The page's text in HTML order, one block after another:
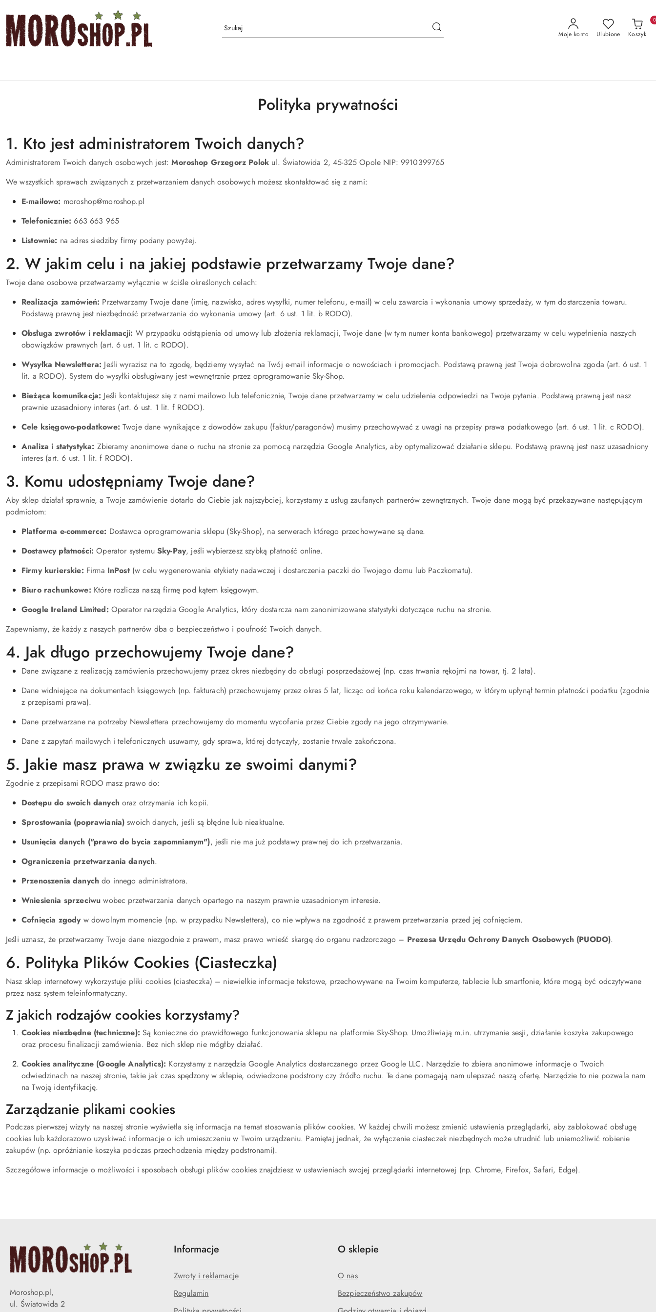
Przejdź do treści głównej
Przejdź do wyszukiwarki
Przejdź do moje konto
Przejdź do menu głównego
Moje konto Ulubione Koszyk
0
Polityka prywatności
1. Kto jest administratorem Twoich danych?
Administratorem Twoich danych osobowych jest:Moroshop Grzegorz Polok ul. Światowida 2, 45-325 Opole NIP: 9910399765
We wszystkich sprawach związanych z przetwarzaniem danych osobowych możesz skontaktować się z nami:
E-mailowo: moroshop@moroshop.pl
Telefonicznie: 663 663 965
Listownie: na adres siedziby firmy podany powyżej.
2. W jakim celu i na jakiej podstawie przetwarzamy Twoje dane?
Twoje dane osobowe przetwarzamy wyłącznie w ściśle określonych celach:
Realizacja zamówień: Przetwarzamy Twoje dane (imię, nazwisko, adres wysyłki, numer telefonu, e-mail) w celu zawarcia i wykonania umowy sprzedaży, w tym dostarczenia towaru.
Podstawą prawną jest niezbędność przetwarzania do wykonania umowy (art. 6 ust. 1 lit. b RODO).
Obsługa zwrotów i reklamacji: W przypadku odstąpienia od umowy lub złożenia reklamacji, Twoje dane (w tym numer konta bankowego) przetwarzamy w celu wypełnienia naszych
obowiązków prawnych (art. 6 ust. 1 lit. c RODO).
Wysyłka Newslettera: Jeśli wyrazisz na to zgodę, będziemy wysyłać na Twój e-mail informacje o nowościach i promocjach. Podstawą prawną jest Twoja dobrowolna zgoda (art. 6 ust. 1
lit. a RODO). System do wysyłki obsługiwany jest wewnętrznie przez oprogramowanie Sky-Shop.
Bieżąca komunikacja: Jeśli kontaktujesz się z nami mailowo lub telefonicznie, Twoje dane przetwarzamy w celu udzielenia odpowiedzi na Twoje pytania. Podstawą prawną jest nasz
prawnie uzasadniony interes (art. 6 ust. 1 lit. f RODO).
Cele księgowo-podatkowe: Twoje dane wynikające z dowodów zakupu (faktur/paragonów) musimy przechowywać z uwagi na przepisy prawa podatkowego (art. 6 ust. 1 lit. c RODO).
Analiza i statystyka: Zbieramy anonimowe dane o ruchu na stronie za pomocą narzędzia Google Analytics, aby optymalizować działanie sklepu. Podstawą prawną jest nasz uzasadniony
interes (art. 6 ust. 1 lit. f RODO).
3. Komu udostępniamy Twoje dane?
Aby sklep działał sprawnie, a Twoje zamówienie dotarło do Ciebie jak najszybciej, korzystamy z usług zaufanych partnerów zewnętrznych. Twoje dane mogą być przekazywane następującym
podmiotom:
Platforma e-commerce: Dostawca oprogramowania sklepu (Sky-Shop), na serwerach którego przechowywane są dane.
Dostawcy płatności: Operator systemu Sky-Pay, jeśli wybierzesz szybką płatność online.
Firmy kurierskie: Firma InPost(w celu wygenerowania etykiety nadawczej i dostarczenia paczki do Twojego domu lub Paczkomatu).
Biuro rachunkowe: Które rozlicza naszą firmę pod kątem księgowym.
Google Ireland Limited: Operator narzędzia Google Analytics, który dostarcza nam zanonimizowane statystyki dotyczące ruchu na stronie.
Zapewniamy, że każdy z naszych partnerów dba o bezpieczeństwo i poufność Twoich danych.
4. Jak długo przechowujemy Twoje dane?
Dane związane z realizacją zamówienia przechowujemy przez okres niezbędny do obsługi posprzedażowej (np. czas trwania rękojmi na towar, tj. 2 lata).
Dane widniejące na dokumentach księgowych (np. fakturach) przechowujemy przez okres 5 lat, licząc od końca roku kalendarzowego, w którym upłynął termin płatności podatku (zgodnie
z przepisami prawa).
Dane przetwarzane na potrzeby Newslettera przechowujemy do momentu wycofania przez Ciebie zgody na jego otrzymywanie.
Dane z zapytań mailowych i telefonicznych usuwamy, gdy sprawa, której dotyczyły, zostanie trwale zakończona.
5. Jakie masz prawa w związku ze swoimi danymi?
Zgodnie z przepisami RODO masz prawo do:
Dostępu do swoich danychoraz otrzymania ich kopii.
Sprostowania (poprawiania) swoich danych, jeśli są błędne lub nieaktualne.
Usunięcia danych ("prawo do bycia zapomnianym"), jeśli nie ma już podstawy prawnej do ich przetwarzania.
Ograniczenia przetwarzania danych.
Przenoszenia danych do innego administratora.
Wniesienia sprzeciwu wobec przetwarzania danych opartego na naszym prawnie uzasadnionym interesie.
Cofnięcia zgodyw dowolnym momencie (np. w przypadku Newslettera), co nie wpływa na zgodność z prawem przetwarzania przed jej cofnięciem.
Jeśli uznasz, że przetwarzamy Twoje dane niezgodnie z prawem, masz prawo wnieść skargę do organu nadzorczego – Prezesa Urzędu Ochrony Danych Osobowych (PUODO).
6. Polityka Plików Cookies (Ciasteczka)
Nasz sklep internetowy wykorzystuje pliki cookies (ciasteczka) – niewielkie informacje tekstowe, przechowywane na Twoim komputerze, tablecie lub smartfonie, które mogą być odczytywane
przez nasz system teleinformatyczny.
Z jakich rodzajów cookies korzystamy?
Cookies niezbędne (techniczne): Są konieczne do prawidłowego funkcjonowania sklepu na platformie Sky-Shop. Umożliwiają m.in. utrzymanie sesji, działanie koszyka zakupowego
oraz procesu finalizacji zamówienia. Bez nich sklep nie mógłby działać.
Cookies analityczne (Google Analytics): Korzystamy z narzędzia Google Analytics dostarczanego przez Google LLC. Narzędzie to zbiera anonimowe informacje o Twoich
odwiedzinach na naszej stronie, takie jak czas spędzony w sklepie, odwiedzone podstrony czy źródło ruchu. Te dane pomagają nam ulepszać naszą ofertę. Narzędzie to nie pozwala nam
na Twoją identyfikację.
Zarządzanie plikami cookies
Podczas pierwszej wizyty na naszej stronie wyświetla się informacja na temat stosowania plików cookies. W każdej chwili możesz zmienić ustawienia przeglądarki, aby zablokować obsługę
cookies lub każdorazowo uzyskiwać informacje o ich umieszczeniu w Twoim urządzeniu. Pamiętaj jednak, że wyłączenie ciasteczek niezbędnych może utrudnić lub uniemożliwić robienie
zakupów (np. opróżnianie koszyka podczas przechodzenia między podstronami).
Szczegółowe informacje o możliwości i sposobach obsługi plików cookies znajdziesz w ustawieniach swojej przeglądarki internetowej (np. Chrome, Firefox, Safari, Edge).
Moroshop.pl,
ul. Światowida 2
Informacje
Zwroty i reklamacje
Regulamin
O sklepie
O nas
Bezpieczeństwo zakupów